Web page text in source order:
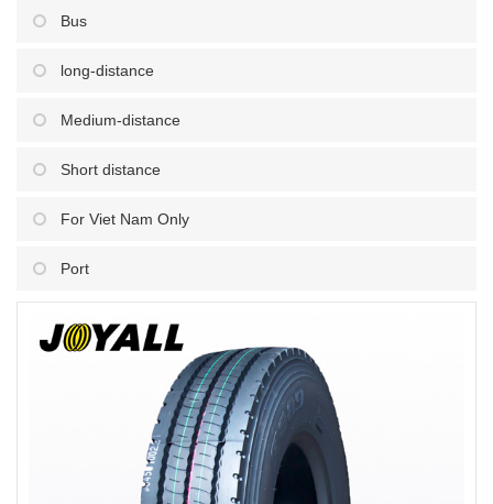
Bus
long-distance
Medium-distance
Short distance
For Viet Nam Only
Port